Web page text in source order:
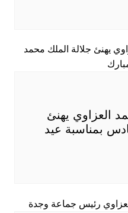
العزاوي يهنئ
بمناسبة عيد